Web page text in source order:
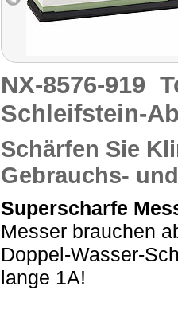
NX-8576-919
Schleifstein-
Schärfen Sie
Gebrauchs-
Superscharfe
Messer brauchen
Doppel-Wasser-
lange 1A!